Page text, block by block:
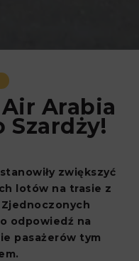
Arabia
Szardży!
zwiększyć
lotów na trasie z
odpowiedź na
pasażerów tym